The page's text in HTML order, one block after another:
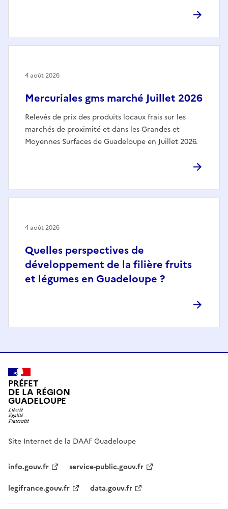
Mercuriales gms marché Juillet 2026
Relevés de prix des produits locaux frais sur les
marchés de proximité et dans les Grandes et
Moyennes Surfaces de Guadeloupe en Juillet 2026.
4 août 2026
Quelles perspectives de
développement de la filière fruits
et légumes en Guadeloupe ?
4 août 2026
PRÉFET
DE LA RÉGION
GUADELOUPE
Site Internet de la DAAF Guadeloupe
info.gouv.fr
service-public.gouv.fr
legifrance.gouv.fr
data.gouv.fr